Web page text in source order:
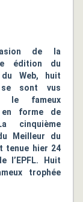
de la
édition du
du Web, huit
sont vus
le fameux
en forme de
cinquième
Meilleur du
tenue hier 24
l’EPFL. Huit
trophée